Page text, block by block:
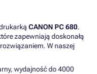
CANON PC 680.
zapewniają doskonałą
W naszej
wydajność do 4000